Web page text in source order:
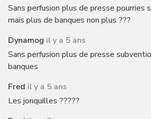
Sans perfusion plus de presse pourries
mais plus de banques non plus ???
Dynamog il y a 5 ans
Sans perfusion plus de presse
banques
Fred il y a 5 ans
Les jonquilles ?????